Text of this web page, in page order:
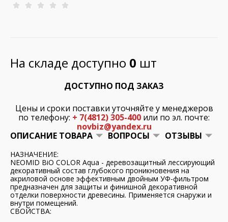
На складе доступно 0 шт
ДОСТУПНО ПОД ЗАКАЗ
Цены и сроки поставки уточняйте у менеджеров
по телефону: + 7(4812) 305-400 или по эл. почте:
novbiz@yandex.ru
ОПИСАНИЕ ТОВАРА
ВОПРОСЫ ОТЗЫВЫ
НАЗНАЧЕНИЕ:
NEOMID BiO COLOR Aqua - деревозащитный лессирующий
декоративный состав глубокого проникновения на
акриловой основе эффективным двойным УФ-фильтром
предназначен для защиты и финишной декоративной
отделки поверхности древесины. Применяется снаружи и
внутри помещений.
СВОЙСТВА: